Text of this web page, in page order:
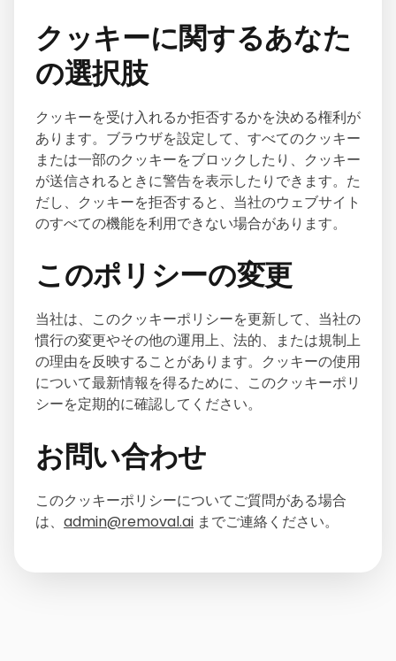
クッキーに関するあなた
の選択肢
クッキーを受け入れるか拒否するかを決める権利が
あります。ブラウザを設定して、すべてのクッキー
または一部のクッキーをブロックしたり、クッキー
が送信されるときに警告を表示したりできます。た
だし、クッキーを拒否すると、当社のウェブサイト
のすべての機能を利用できない場合があります。
このポリシーの変更
当社は、このクッキーポリシーを更新して、当社の
慣行の変更やその他の運用上、法的、または規制上
の理由を反映することがあります。クッキーの使用
について最新情報を得るために、このクッキーポリ
シーを定期的に確認してください。
お問い合わせ
このクッキーポリシーについてご質問がある場合
は、 admin@removal.ai までご連絡ください。